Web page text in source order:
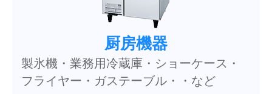
厨房機器
製氷機・業務用冷蔵庫・ショーケース・
フライヤー・ガステーブル・・など